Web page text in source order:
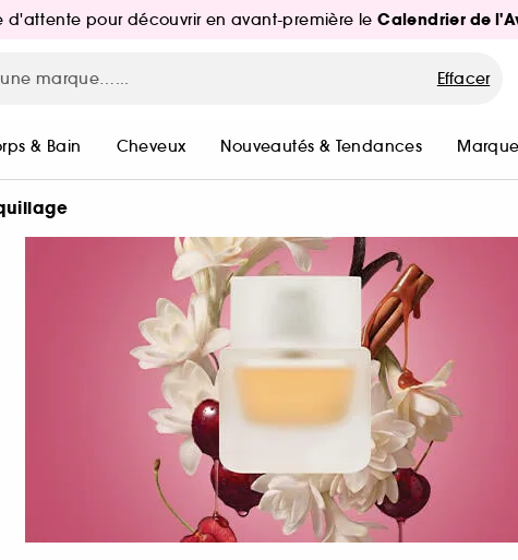
d'attente pour découvrir en avant-première leCalendrier de
Effacer
& Bain Cheveux Nouveautés & Tendances